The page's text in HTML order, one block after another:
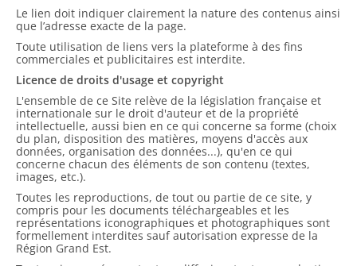
Le lien doit indiquer clairement la nature des contenus ainsi
que l’adresse exacte de la page.
Toute utilisation de liens vers la plateforme à des fins
commerciales et publicitaires est interdite.
Licence de droits d'usage et copyright
L'ensemble de ce Site relève de la législation française et
internationale sur le droit d'auteur et de la propriété
intellectuelle, aussi bien en ce qui concerne sa forme (choix
du plan, disposition des matières, moyens d'accès aux
données, organisation des données...), qu'en ce qui
concerne chacun des éléments de son contenu (textes,
images, etc.).
Toutes les reproductions, de tout ou partie de ce site, y
compris pour les documents téléchargeables et les
représentations iconographiques et photographiques sont
formellement interdites sauf autorisation expresse de la
Région Grand Est.